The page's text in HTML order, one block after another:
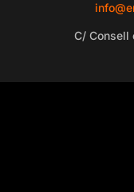
C/ Consell